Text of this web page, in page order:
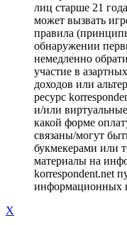
лиц старше 21
может вызвать
правила
обнаружении
немедленно
участие в
доходов или
ресурс
и/или
какой форме
связаны/могут
букмекерами или
материалы на
korrespondent.net
информационных
X